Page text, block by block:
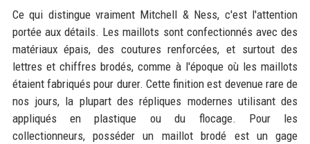
Ce qui distingue vraiment Mitchell & Ness, c'est l'attention
portée aux détails. Les maillots sont confectionnés avec des
matériaux épais, des coutures renforcées, et surtout des
lettres et chiffres brodés, comme à l'époque où les maillots
étaient fabriqués pour durer. Cette finition est devenue rare de
nos jours, la plupart des répliques modernes utilisant des
appliqués en plastique ou du flocage. Pour les
collectionneurs, posséder un maillot brodé est un gage